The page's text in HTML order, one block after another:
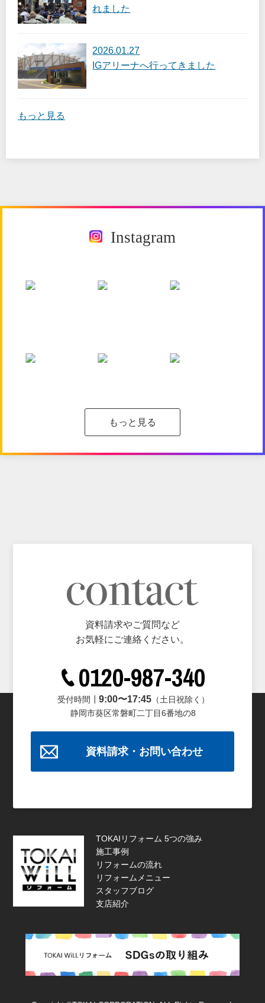
れました
2026.01.27
IGアリーナへ行ってきました
もっと見る
Instagram
もっと見る
資料請求やご質問など
お気軽にご連絡ください。
0120-987-340
受付時間┃ 9:00〜17:45（土日祝除く）
静岡市葵区常磐町二丁目6番地の8
資料請求・お問い合わせ
TOKAIリフォーム 5つの強み
施工事例
リフォームの流れ
リフォームメニュー
スタッフブログ
支店紹介